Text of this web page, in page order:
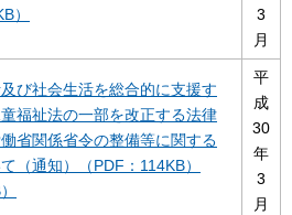
）
3
月
及び社会生活を総合的に支援す
福祉法の一部を改正する法律
省関係省令の整備等に関する
（通知）（PDF：114KB）
平
成
30
年
3
月